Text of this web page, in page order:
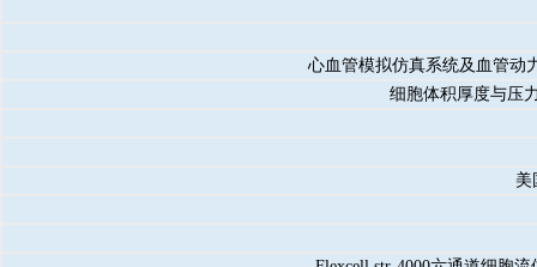
心血管模拟仿真系统及血管动
细胞体积厚度与压
美